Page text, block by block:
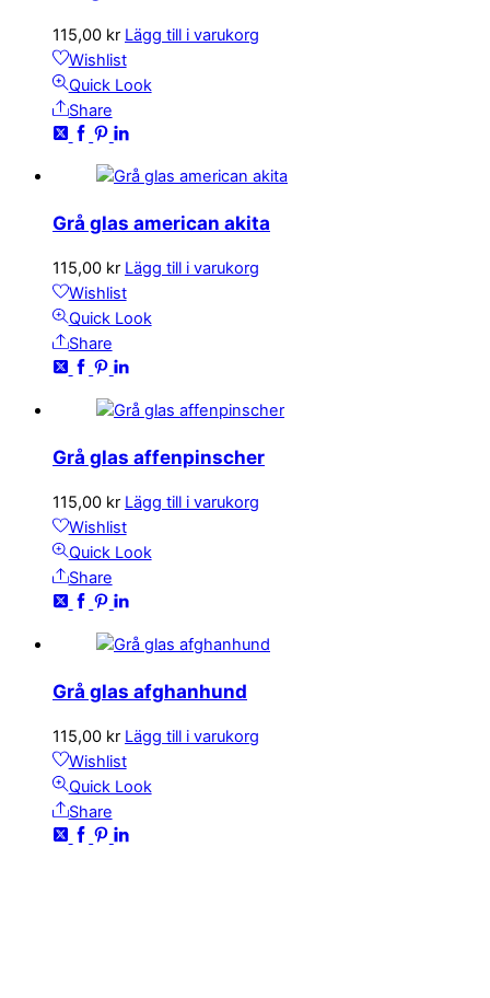
115,00 kr Lägg till i varukorg
Wishlist
Quick Look
Share
Grå glas american akita
115,00 kr Lägg till i varukorg
Wishlist
Quick Look
Share
Grå glas affenpinscher
115,00 kr Lägg till i varukorg
Wishlist
Quick Look
Share
Grå glas afghanhund
115,00 kr Lägg till i varukorg
Wishlist
Quick Look
Share